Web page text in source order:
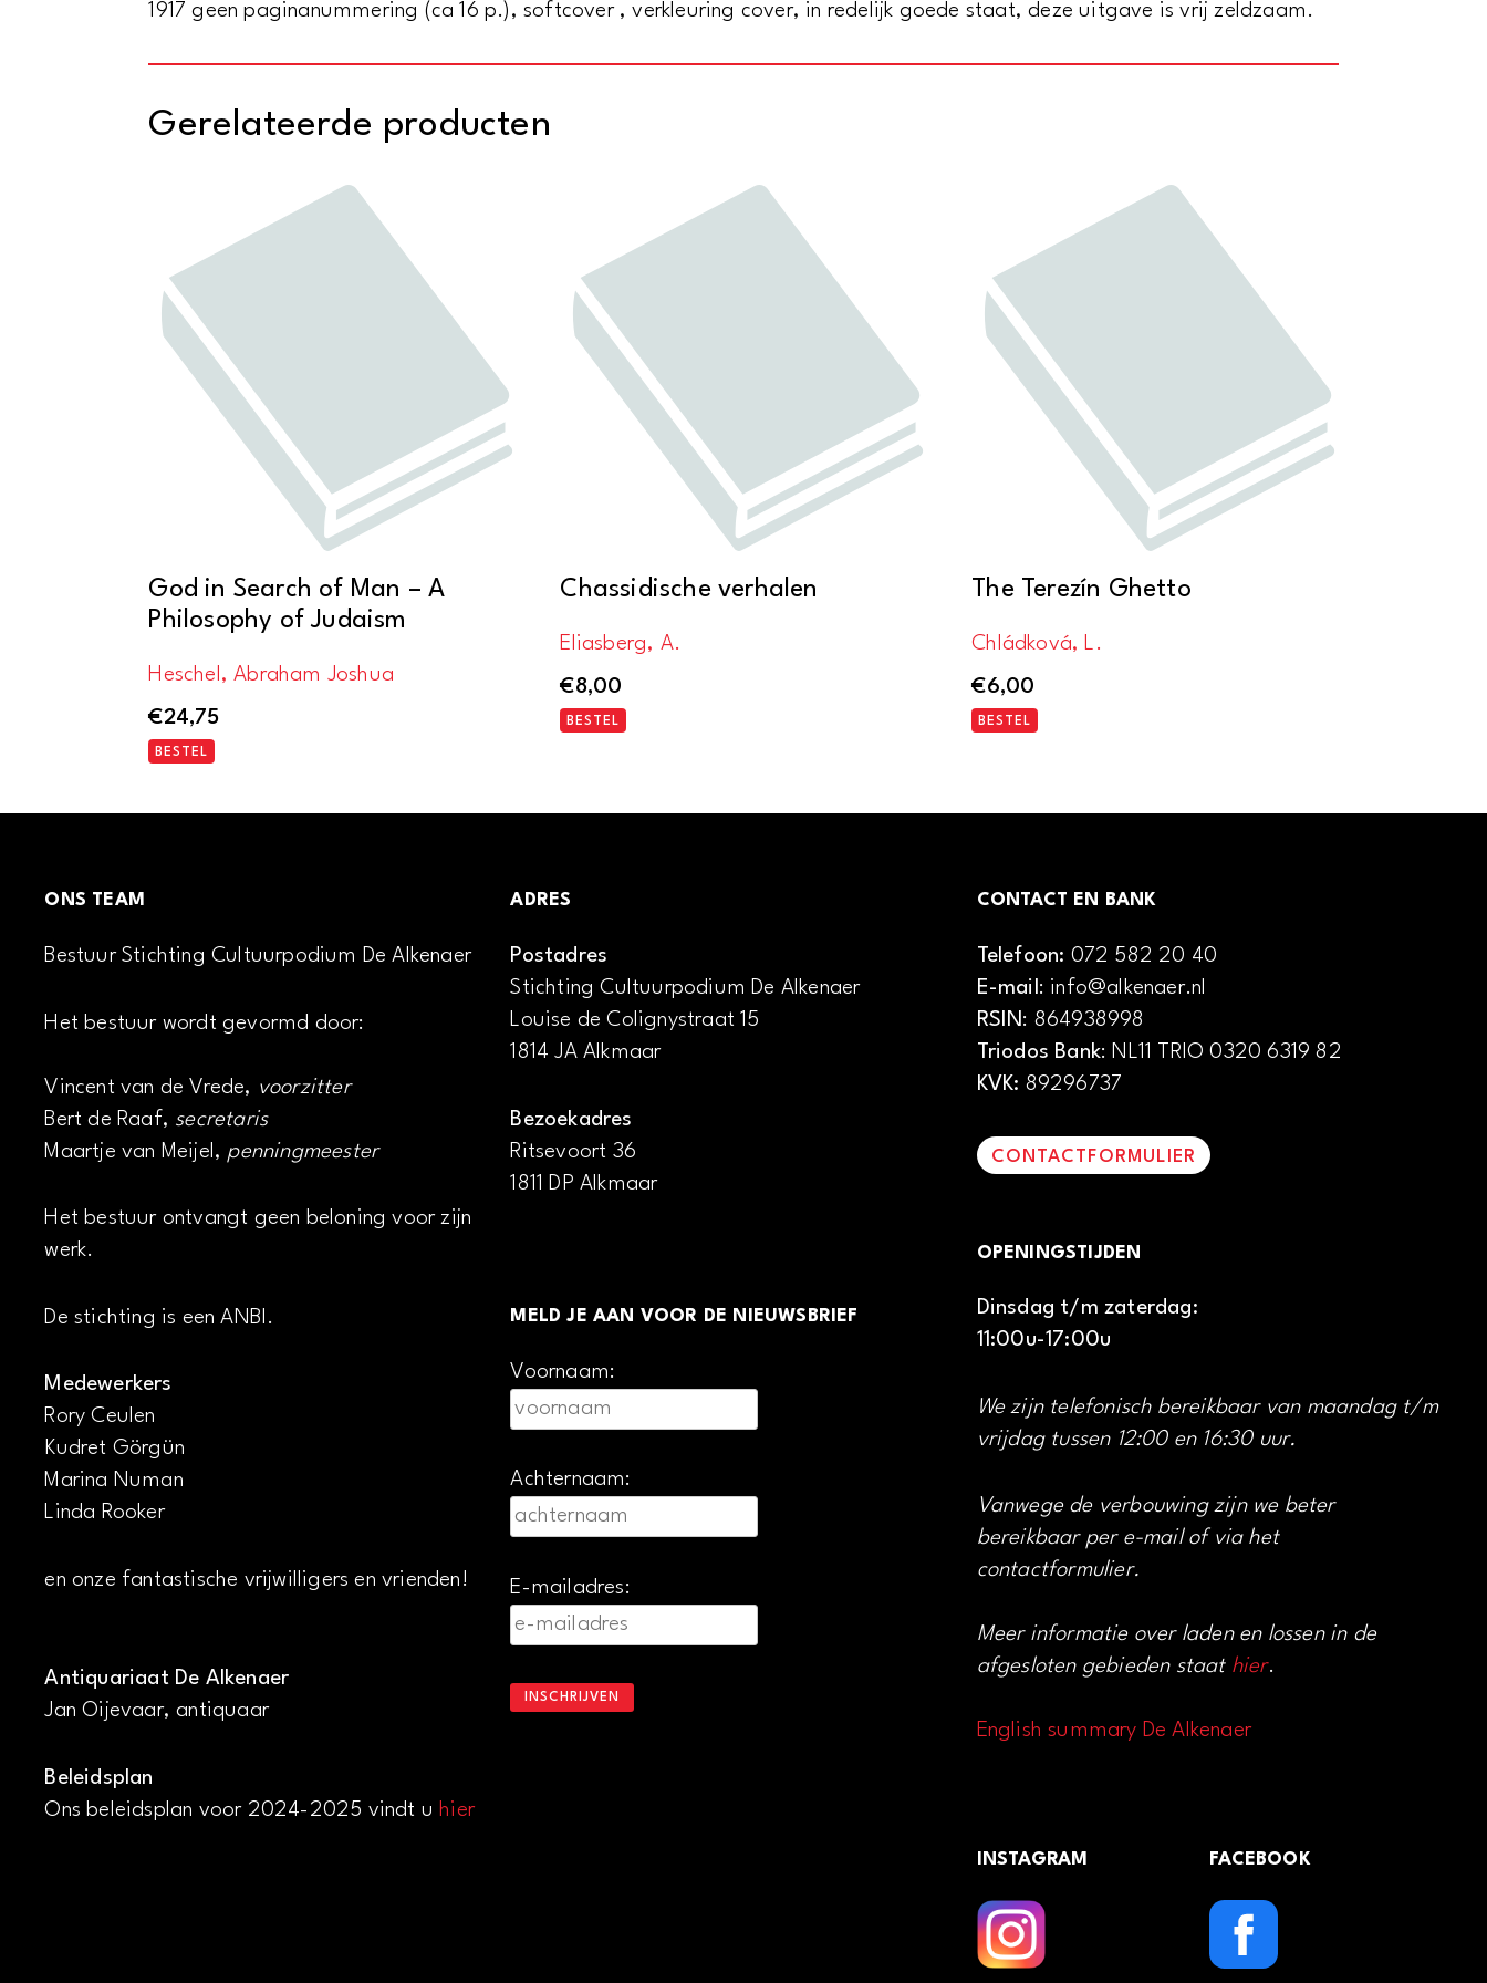
Government's
movement
aantal
1917 geen paginanummering (ca 16 p.), softcover , verkleuring cover, in redelijk goede staat, deze uitgave is vrij zeldzaam.
Gerelateerde producten
God in Search of Man – A
Philosophy of Judaism
Heschel, Abraham Joshua
€24,75
BESTEL
Chassidische verhalen
Eliasberg, A.
€8,00
BESTEL
The Terezín Ghetto
Chládková, L.
€6,00
BESTEL
ONS TEAM
Bestuur Stichting Cultuurpodium De Alkenaer
Het bestuur wordt gevormd door:
Vincent van de Vrede, voorzitter
Bert de Raaf, secretaris
Maartje van Meijel, penningmeester
Het bestuur ontvangt geen beloning voor zijn
werk.
De stichting is een ANBI.
Medewerkers
Rory Ceulen
Kudret Görgün
Marina Numan
Linda Rooker
en onze fantastische vrijwilligers en vrienden!
Antiquariaat De Alkenaer
Jan Oijevaar, antiquaar
Beleidsplan
Ons beleidsplan voor 2024-2025 vindt u hier
ADRES
Postadres
Stichting Cultuurpodium De Alkenaer
Louise de Colignystraat 15
1814 JA Alkmaar
Bezoekadres
Ritsevoort 36
1811 DP Alkmaar
MELD JE AAN VOOR DE NIEUWSBRIEF
Voornaam:
Achternaam:
E-mailadres:
CONTACT EN BANK
Telefoon: 072 582 20 40
E-mail: info@alkenaer.nl
RSIN: 864938998
Triodos Bank: NL11 TRIO 0320 6319 82
KVK: 89296737
CONTACTFORMULIER
OPENINGSTIJDEN
Dinsdag t/m zaterdag:
11:00u-17:00u
We zijn telefonisch bereikbaar van maandag t/m
vrijdag tussen 12:00 en 16:30 uur.
Vanwege de verbouwing zijn we beter
bereikbaar per e-mail of via het
contactformulier.
Meer informatie over laden en lossen in de
afgesloten gebieden staat hier.
English summary De Alkenaer
INSTAGRAM FACEBOOK